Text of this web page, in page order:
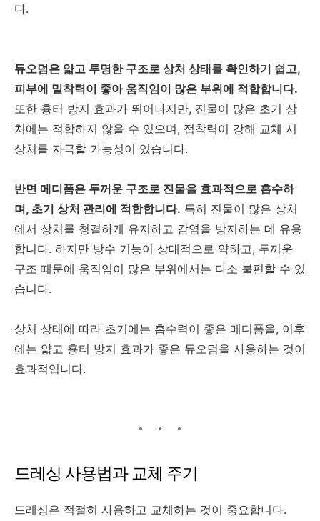
다.
듀오덤은 얇고 투명한 구조로 상처 상태를 확인하기 쉽고,
피부에 밀착력이 좋아 움직임이 많은 부위에 적합합니다.
또한 흉터 방지 효과가 뛰어나지만, 진물이 많은 초기 상
처에는 적합하지 않을 수 있으며, 접착력이 강해 교체 시
상처를 자극할 가능성이 있습니다.
반면 메디폼은 두꺼운 구조로 진물을 효과적으로 흡수하
며, 초기 상처 관리에 적합합니다. 특히 진물이 많은 상처
에서 상처를 청결하게 유지하고 감염을 방지하는 데 유용
합니다. 하지만 방수 기능이 상대적으로 약하고, 두꺼운
구조 때문에 움직임이 많은 부위에서는 다소 불편할 수 있
습니다.
상처 상태에 따라 초기에는 흡수력이 좋은 메디폼을, 이후
에는 얇고 흉터 방지 효과가 좋은 듀오덤을 사용하는 것이
효과적입니다.
드레싱 사용법과 교체 주기
드레싱은 적절히 사용하고 교체하는 것이 중요합니다.